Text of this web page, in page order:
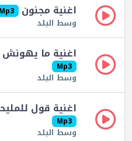
اغنية مجنون Mp3
وسط البلد
اغنية ما يهونش
Mp3
وسط البلد
اغنية قول
Mp3
وسط البلد